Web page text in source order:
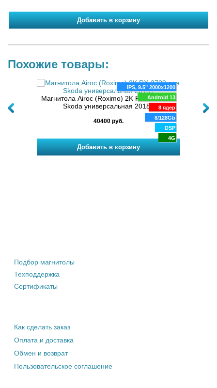
Похожие товары:
ядер
IPS, 9.5" 2000x1200
Android 13
8 ядер
8/128Gb
DSP
4G
Магнитола Airoc (Roximo) 2K RX-3709 для
Skoda универсальная 2018+
40400 руб.
Подбор магнитолы
Техподдержка
Сертификаты
Как сделать заказ
Оплата и доставка
Обмен и возврат
Пользовательское соглашение